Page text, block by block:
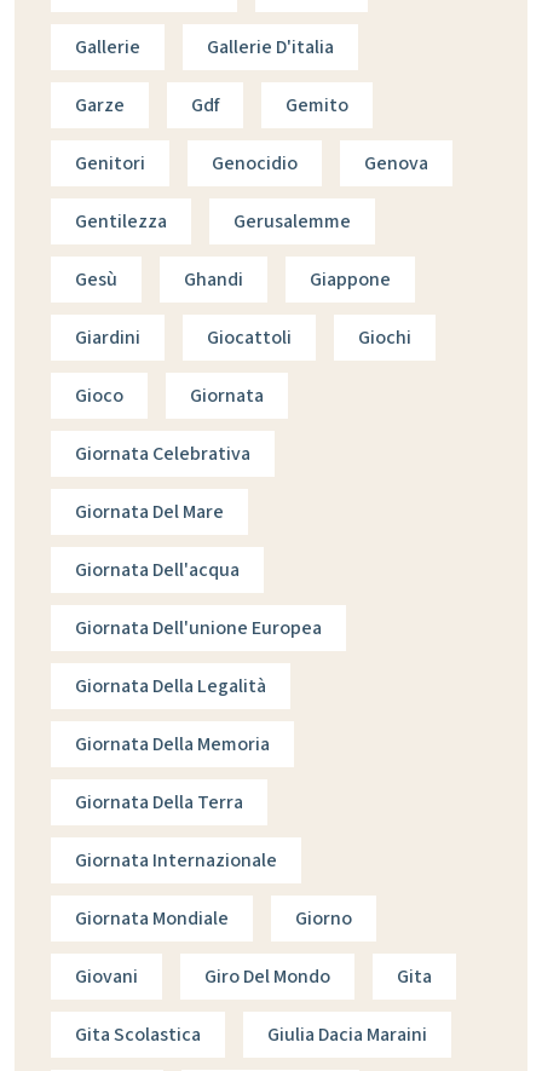
Gallerie Gallerie D'italia
Garze Gdf Gemito
Genitori Genocidio Genova
Gentilezza Gerusalemme
Gesù Ghandi Giappone
Giardini Giocattoli Giochi
Gioco Giornata
Giornata Celebrativa
Giornata Del Mare
Giornata Dell'acqua
Giornata Dell'unione Europea
Giornata Della Legalità
Giornata Della Memoria
Giornata Della Terra
Giornata Internazionale
Giornata Mondiale Giorno
Giovani Giro Del Mondo Gita
Gita Scolastica Giulia Dacia Maraini